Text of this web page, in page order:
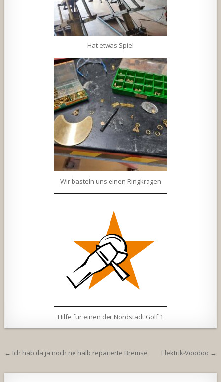
Hat etwas Spiel
Wir basteln uns einen Ringkragen
Hilfe für einen der Nordstadt Golf 1
Beitragsnavigation
← Ich hab da ja noch ne halb reparierte Bremse Elektrik-Voodoo →